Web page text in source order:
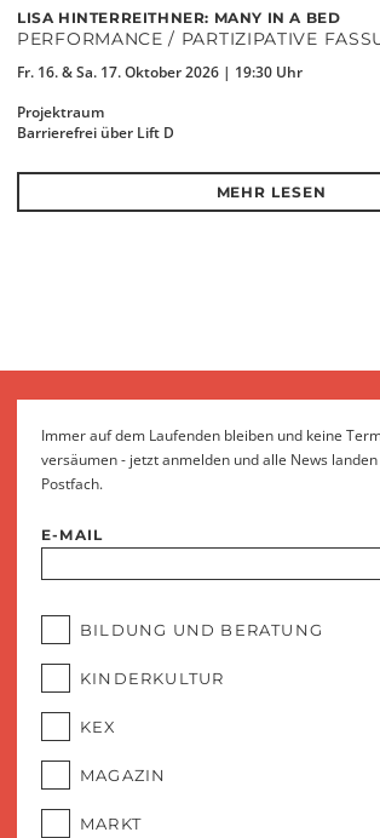
LISA HINTERREITHNER: MANY IN A BED
PERFORMANCE / PARTIZIPATIVE
Fr. 16. & Sa. 17. Oktober 2026 | 19:30 Uhr
Projektraum
Barrierefrei über Lift D
MEHR LESEN
Immer auf dem Laufenden bleiben und keine
versäumen - jetzt anmelden und alle News
Postfach.
E-MAIL
BILDUNG UND BERATUNG
KINDERKULTUR
KEX
MAGAZIN
MARKT